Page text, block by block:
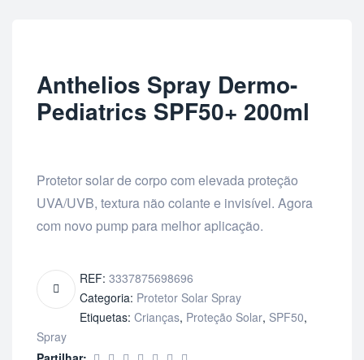
Anthelios Spray Dermo-
Pediatrics SPF50+ 200ml
Protetor solar de corpo com elevada proteção
UVA/UVB, textura não colante e invisível. Agora
com novo pump para melhor aplicação.
REF: 3337875698696
Categoria: Protetor Solar Spray
Etiquetas: Crianças, Proteção Solar, SPF50,
Spray